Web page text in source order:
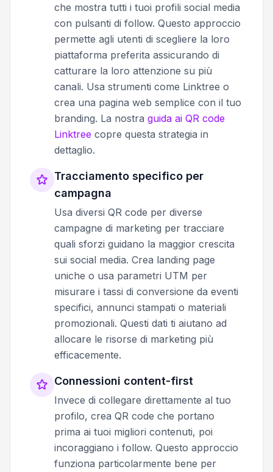
che mostra tutti i tuoi profili social media
con pulsanti di follow. Questo approccio
permette agli utenti di scegliere la loro
piattaforma preferita assicurando di
catturare la loro attenzione su più
canali. Usa strumenti come Linktree o
crea una pagina web semplice con il tuo
branding. La nostra guida ai QR code
Linktree copre questa strategia in
dettaglio.
Tracciamento specifico per
campagna
Usa diversi QR code per diverse
campagne di marketing per tracciare
quali sforzi guidano la maggior crescita
sui social media. Crea landing page
uniche o usa parametri UTM per
misurare i tassi di conversione da eventi
specifici, annunci stampati o materiali
promozionali. Questi dati ti aiutano ad
allocare le risorse di marketing più
efficacemente.
Connessioni content-first
Invece di collegare direttamente al tuo
profilo, crea QR code che portano
prima ai tuoi migliori contenuti, poi
incoraggiano i follow. Questo approccio
funziona particolarmente bene per